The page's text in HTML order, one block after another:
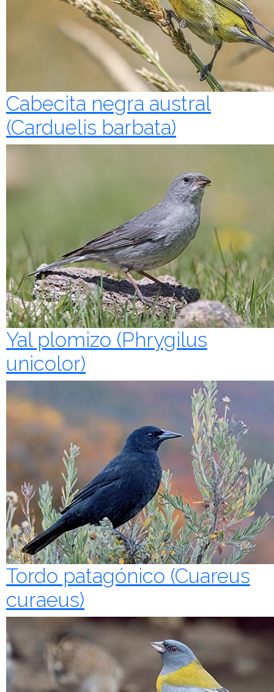
Cabecita negra austral
(Carduelis barbata)
Yal plomizo (Phrygilus
unicolor)
Tordo patagónico (Cuareus
curaeus)